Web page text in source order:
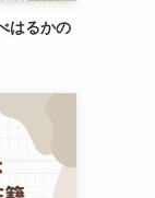
はるかの